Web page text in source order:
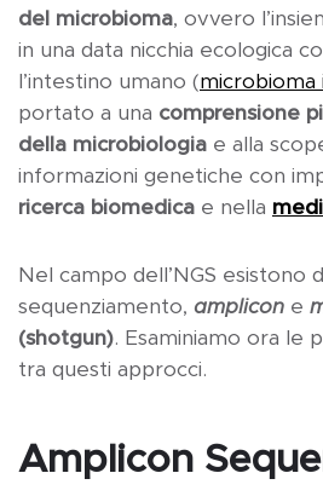
del microbioma, ovvero
in una data nicchia ecologica
l’intestino umano (microbioma
portato a una comprensione
della microbiologia e alla
informazioni genetiche con
ricerca biomedica e nella
Nel campo dell’NGS esistono
sequenziamento, amplicon e
(shotgun). Esaminiamo ora le
tra questi approcci.
Amplicon